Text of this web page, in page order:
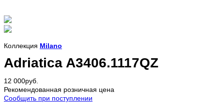
Коллекция Milano
Adriatica A3406.1117QZ
12 000руб.
Рекомендованная розничная цена
Сообщить при поступлении